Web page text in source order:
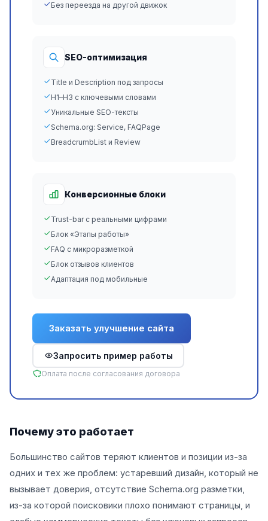
Без переезда на другой движок
SEO-оптимизация
Title и Description под запросы
H1–H3 с ключевыми словами
Уникальные SEO-тексты
Schema.org: Service, FAQPage
BreadcrumbList и Review
Конверсионные блоки
Trust-bar с реальными цифрами
Блок «Этапы работы»
FAQ с микроразметкой
Блок отзывов клиентов
Адаптация под мобильные
Заказать улучшение сайта
Запросить пример работы
Оплата после согласования договора
Почему это работает
Большинство сайтов теряют клиентов и позиции из-за
одних и тех же проблем: устаревший дизайн, который не
вызывает доверия, отсутствие Schema.org разметки,
из-за которой поисковики плохо понимают страницы, и